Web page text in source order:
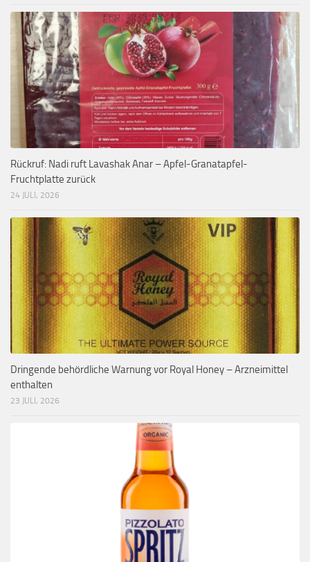
Rückruf: Nadi ruft Lavashak Anar – Apfel-Granatapfel-
Fruchtplatte zurück
24 JULI, 2026
Dringende behördliche Warnung vor Royal Honey – Arzneimittel
enthalten
23 JULI, 2026